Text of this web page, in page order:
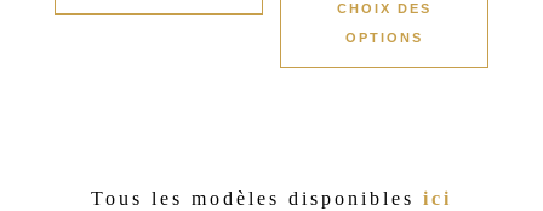
CHOIX DES
OPTIONS
Tous les modèles disponibles ici